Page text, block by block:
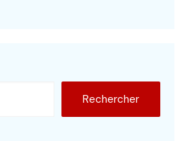
Rechercher